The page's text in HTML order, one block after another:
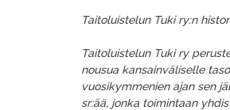
Taitoluistelun Tuki ry:n
Taitoluistelun Tuki ry
nousua kansainväliselle
vuosikymmenien ajan sen
sr:ää, jonka toimintaan